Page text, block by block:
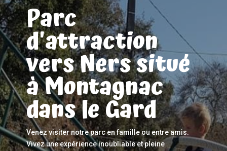
Parc
d'attraction
vers Ners situé
à Montagnac
dans le Gard
Venez visiter notre parc en famille ou entre amis.
Vivez une expérience inoubliable et pleine